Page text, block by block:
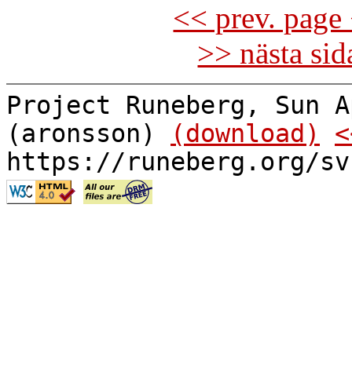
<< prev.
>> nästa
Project Runeberg, Sun
(aronsson)
(download)
https://runeberg.org/